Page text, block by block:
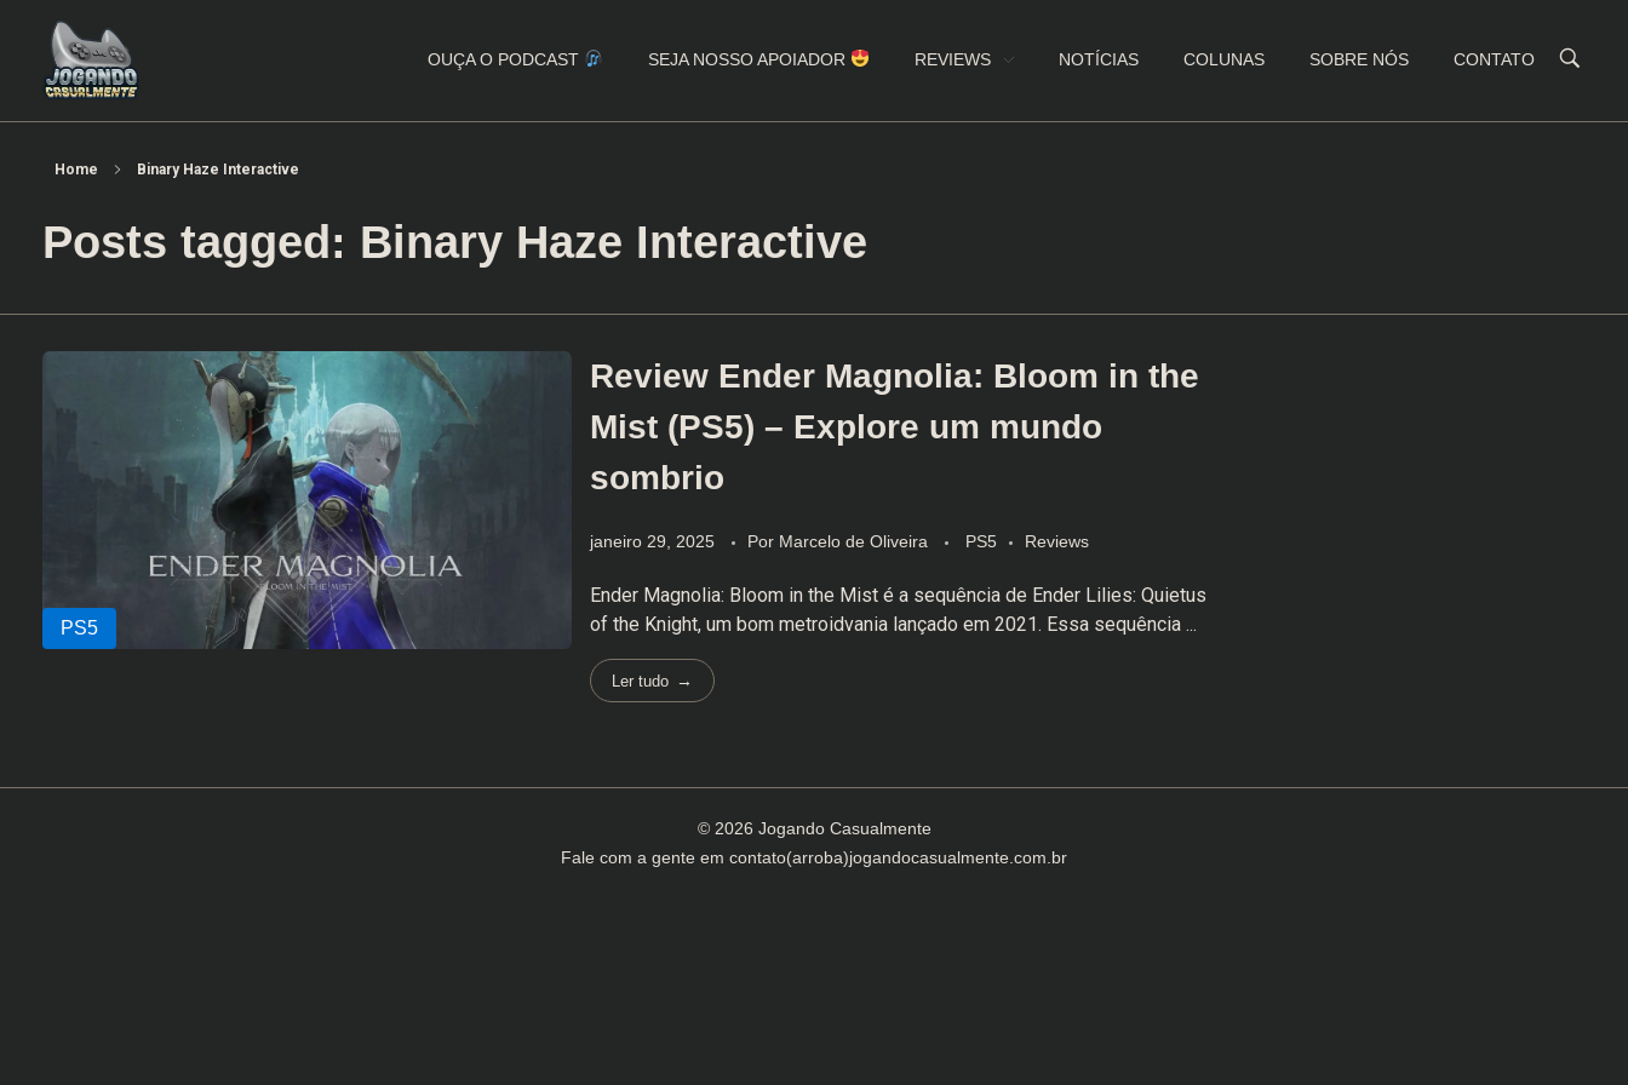
OUÇA O PODCAST SEJA NOSSO APOIADOR REVIEWS NOTÍCIAS COLUNAS SOBRE NÓS CONTATO
Home Binary Haze Interactive
Posts tagged: Binary Haze Interactive
Review Ender Magnolia: Bloom in the
Mist (PS5) – Explore um mundo
sombrio
janeiro 29, 2025 Por Marcelo de Oliveira PS5 Reviews
Ender Magnolia: Bloom in the Mist é a sequência de Ender Lilies: Quietus
of the Knight, um bom metroidvania lançado em 2021. Essa sequência ...
Ler tudo
© 2026 Jogando Casualmente
Fale com a gente em contato(arroba)jogandocasualmente.com.br